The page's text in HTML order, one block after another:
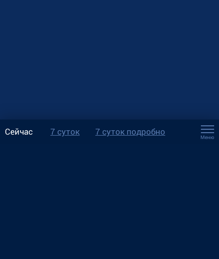
Сейчас 7 суток 7 суток подробно
Меню